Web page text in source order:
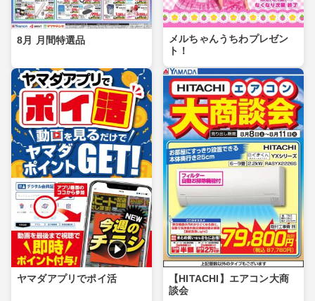
8月 月間特選品
メルちゃんうちわプレゼン
ト！
ヤマダアプリでポイ活
【HITACHI】エアコン大商
談会